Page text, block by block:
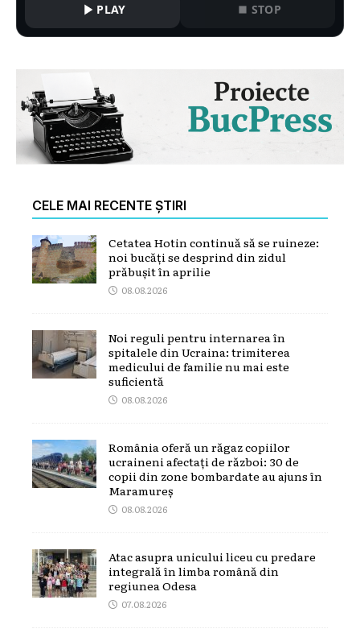
PLAY STOP
CELE MAI RECENTE ȘTIRI
Cetatea Hotin continuă să se ruineze:
noi bucăți se desprind din zidul
prăbușit în aprilie
08.08.2026
Noi reguli pentru internarea în
spitalele din Ucraina: trimiterea
medicului de familie nu mai este
suficientă
08.08.2026
România oferă un răgaz copiilor
ucraineni afectați de război: 30 de
copii din zone bombardate au ajuns în
Maramureș
08.08.2026
Atac asupra unicului liceu cu predare
integrală în limba română din
regiunea Odesa
07.08.2026